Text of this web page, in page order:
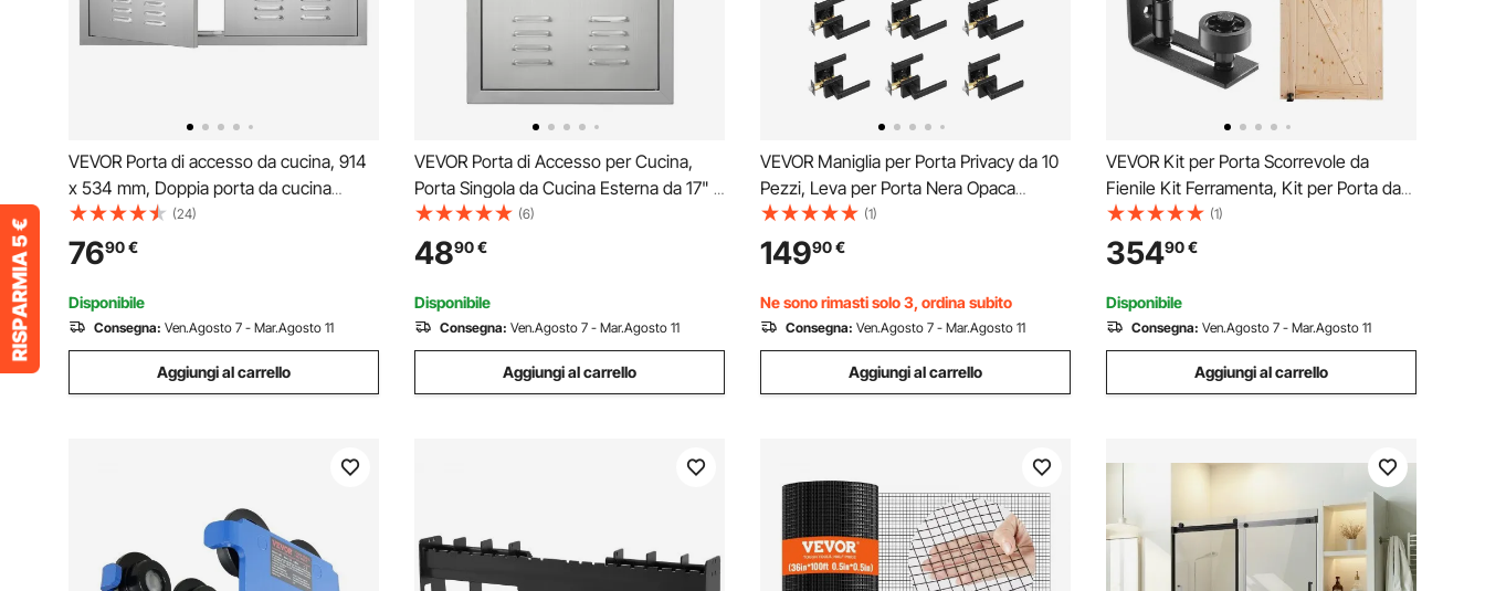
VEVOR Porta di accesso da cucina, 914
x 534 mm, Doppia porta da cucina
esterna, Porta in acciaio inox, Porta a
parete verticale per isola cucina,
mobiletto da esterno
(24)
7690€
Disponibile
Consegna: Ven.Agosto 7 - Mar.Agosto 11
Aggiungi al carrello
VEVOR Porta di Accesso per Cucina,
Porta Singola da Cucina Esterna da 17" x
24", Porta da Incasso in Acciaio Inox,
con Prese d'Aria e Gancio, per Isola BBQ,
Stazione per Grigliate, Mobile da Esterno
(6)
4890€
Disponibile
Consegna: Ven.Agosto 7 - Mar.Agosto 11
Aggiungi al carrello
VEVOR Maniglia per Porta Privacy da 10
Pezzi, Leva per Porta Nera Opaca
Reversibile a Destra o Sinistra con
Serratura Senza Chiave, Rotazione di 45
Gradi per l'Apertura, Interno Quadrato
Universale
(1)
14990€
Ne sono rimasti solo 3, ordina subito
Consegna: Ven.Agosto 7 - Mar.Agosto 11
Aggiungi al carrello
VEVOR Kit per Porta Scorrevole da
Fienile Kit Ferramenta, Kit per Porta da
Fienile in Legno Scorrevole Binario 1676
mm, Kit Guida per Porta Scorrevole
Ferramenta Fai da te, Set Accessori per
Porta
(1)
35490€
Disponibile
Consegna: Ven.Agosto 7 - Mar.Agosto 11
Aggiungi al carrello